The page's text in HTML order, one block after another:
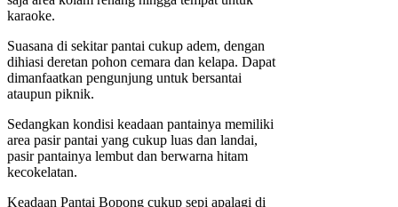
karaoke.
Suasana di sekitar pantai cukup adem, dengan
dihiasi deretan pohon cemara dan kelapa. Dapat
dimanfaatkan pengunjung untuk bersantai
ataupun piknik.
Sedangkan kondisi keadaan pantainya memiliki
area pasir pantai yang cukup luas dan landai,
pasir pantainya lembut dan berwarna hitam
kecokelatan.
Keadaan Pantai Bopong cukup sepi apalagi di